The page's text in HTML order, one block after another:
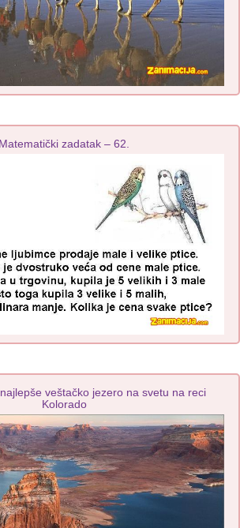
Matematički zadatak – 62.
veštačko jezero na svetu na reci
Kolorado